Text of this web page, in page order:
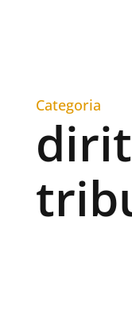
Categoria